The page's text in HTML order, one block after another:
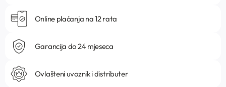
Online plaćanja na 12 rata
Garancija do 24 mjeseca
Ovlašteni uvoznik i distributer